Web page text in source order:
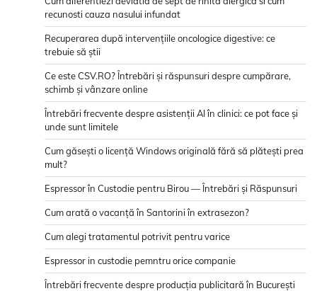
recunosti cauza nasului infundat
Recuperarea după intervențiile oncologice digestive: ce
trebuie să știi
Ce este CSV.RO? Întrebări și răspunsuri despre cumpărare,
schimb și vânzare online
Întrebări frecvente despre asistenții AI în clinici: ce pot face și
unde sunt limitele
Cum găsești o licență Windows originală fără să plătești prea
mult?
Espressor în Custodie pentru Birou — Întrebări și Răspunsuri
Cum arată o vacanță în Santorini în extrasezon?
Cum alegi tratamentul potrivit pentru varice
Espressor in custodie pemntru orice companie
Întrebări frecvente despre producția publicitară în București